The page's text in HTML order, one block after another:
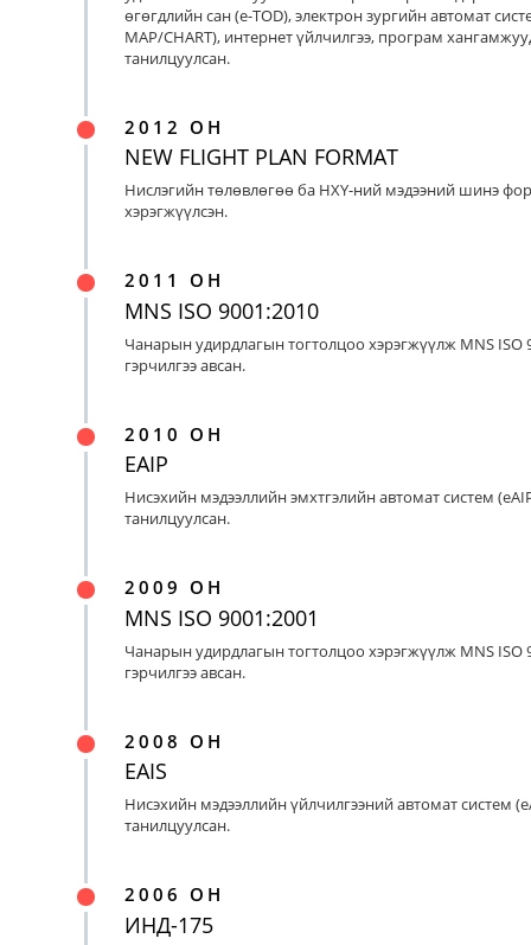
өгөгдлийн сан (e-TOD), электрон зургийн автомат
MAP/CHART), интернет үйлчилгээ, програм
танилцуулсан.
2012 ОН
NEW FLIGHT PLAN FORMAT
Нислэгийн төлөвлөгөө ба НХҮ-ний мэдээний шинэ
хэрэгжүүлсэн.
2011 ОН
MNS ISO 9001:2010
Чанарын удирдлагын тогтолцоо хэрэгжүүлж MNS ISO
гэрчилгээ авсан.
2010 ОН
EAIP
Нисэхийн мэдээллийн эмхтгэлийн автомат систем
танилцуулсан.
2009 ОН
MNS ISO 9001:2001
Чанарын удирдлагын тогтолцоо хэрэгжүүлж MNS ISO
гэрчилгээ авсан.
2008 ОН
EAIS
Нисэхийн мэдээллийн үйлчилгээний автомат систем
танилцуулсан.
2006 ОН
ИНД-175